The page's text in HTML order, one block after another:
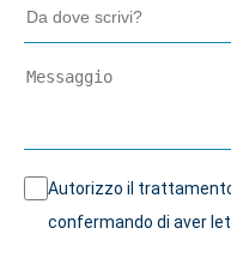
Autorizzo il
confermando di aver